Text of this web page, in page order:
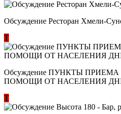
Обсуждение Ресторан Хмели-
Т
Обсуждение ​ПУНКТЫ
ПОМОЩИ ОТ НАСЕЛЕНИЯ
Т